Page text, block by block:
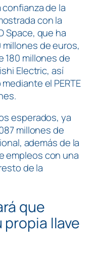
de la
con la
Space, que ha
de euros,
180 millones de
Electric, así
el PERTE
esperados, ya
millones de
además de la
empleos con una
de la
que
propia llave